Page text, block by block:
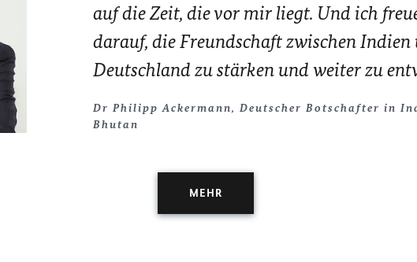
auf die Zeit, die vor mir liegt. Und ich
darauf, die Freundschaft zwischen Indien
Deutschland zu stärken und weiter zu
Dr Philipp Ackermann, Deutscher Botschafter in
Bhutan
MEHR